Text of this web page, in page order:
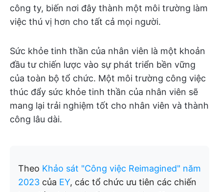
công ty, biến nơi đây thành một môi trường làm
việc thú vị hơn cho tất cả mọi người.
Sức khỏe tinh thần của nhân viên là một khoản
đầu tư chiến lược vào sự phát triển bền vững
của toàn bộ tổ chức. Một môi trường công việc
thúc đẩy sức khỏe tinh thần của nhân viên sẽ
mang lại trải nghiệm tốt cho nhân viên và thành
công lâu dài.
Theo Khảo sát "Công việc Reimagined" năm
2023 của EY, các tổ chức ưu tiên các chiến